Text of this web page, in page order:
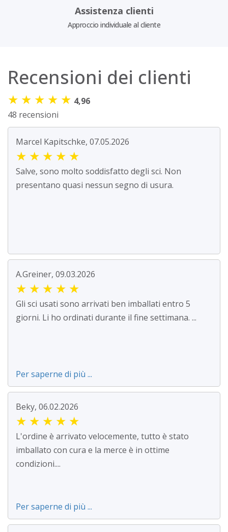
Assistenza clienti
Approccio individuale al cliente
Recensioni dei clienti
★ ★ ★ ★ ★ 4,96
48 recensioni
Marcel Kapitschke, 07.05.2026
★ ★ ★ ★ ★
Salve, sono molto soddisfatto degli sci. Non
presentano quasi nessun segno di usura.
A.Greiner, 09.03.2026
★ ★ ★ ★ ★
Gli sci usati sono arrivati ben imballati entro 5
giorni. Li ho ordinati durante il fine settimana. ...
Per saperne di più ...
Beky, 06.02.2026
★ ★ ★ ★ ★
L'ordine è arrivato velocemente, tutto è stato
imballato con cura e la merce è in ottime
condizioni....
Per saperne di più ...